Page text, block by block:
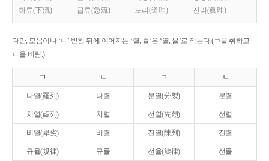
하류(下流)
급류(急流) 도리(道理) 진리(眞理)
다만, 모음이나 ‘ㄴ’ 받침 뒤에 이어지는 ‘렬, 률’은 ‘열, 율’로 적는다.(ㄱ을 취하고
ㄴ을 버림.)
ㄱ ㄴ ㄱ ㄴ
나열(羅列) 나렬 분열(分裂) 분렬
치열(齒列) 치렬 선열(先烈) 선렬
비열(卑劣) 비렬 진열(陳列) 진렬
규율(規律) 규률 선율(旋律) 선률